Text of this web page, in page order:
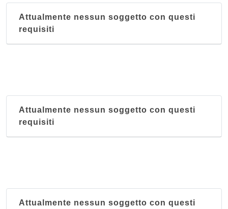
Attualmente nessun soggetto con questi
requisiti
Attualmente nessun soggetto con questi
requisiti
Attualmente nessun soggetto con questi